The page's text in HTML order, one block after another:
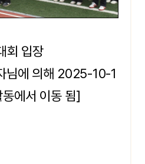
회 입장
님에 의해 2025-10-1
에서 이동 됨]